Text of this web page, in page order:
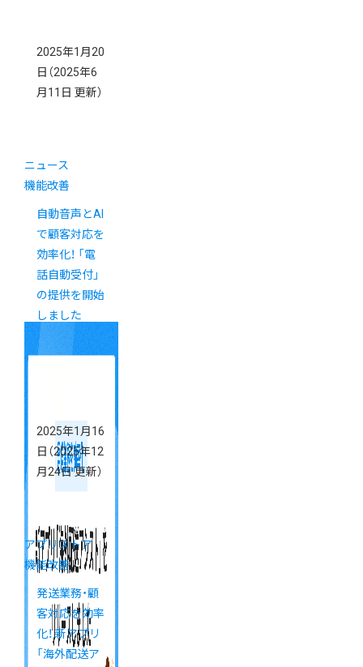
2025年1月20
日 （2025年6
月11日 更新）
ニュース
機能改善
自動音声とAI
で顧客対応を
効率化！ 「電
話自動受付」
の提供を開始
しました
2025年1月16
日 （2025年12
月24日 更新）
アプリストア
機能改善
発送業務・顧
客対応を効率
化！ 新アプリ
「海外配送ア